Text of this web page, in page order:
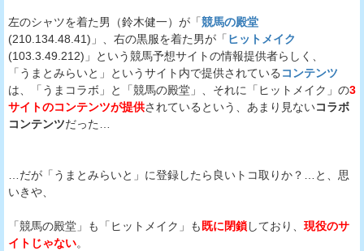
左のシャツを着た男（鈴木健一）が「競馬の殿堂
(210.134.48.41)」、右の黒服を着た男が「 ヒットメイク
(103.3.49.212)」という競馬予想サイトの情報提供者らしく、
「うまとみらいと」というサイト内で提供されている コンテンツ
は、「うまコラボ」と「競馬の殿堂」、それに「ヒットメイク」の3
サイトのコンテンツが提供されているという、あまり見ないコラボ
コンテンツだった…
…だが「うまとみらいと」に登録したら良いトコ取りか？…と、思
いきや、
「競馬の殿堂」も「ヒットメイク」も 既に閉鎖しており、 現役のサ
イトじゃない。